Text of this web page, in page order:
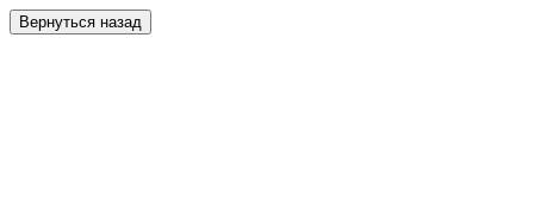
Вернуться назад